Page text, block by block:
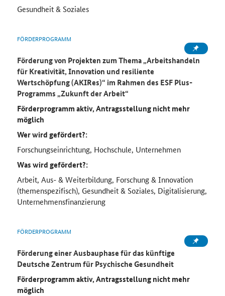
Gesundheit & Soziales
FÖRDERPROGRAMM
Förderung von Projekten zum Thema „Arbeitshandeln
für Kreativität, Innovation und resiliente
Wertschöpfung (AKIRes)“ im Rahmen des ESF Plus-
Programms „Zukunft der Arbeit“
Förderprogramm aktiv, Antragsstellung nicht mehr
möglich
Wer wird gefördert?:
Forschungseinrichtung, Hochschule, Unternehmen
Was wird gefördert?:
Arbeit, Aus- & Weiterbildung, Forschung & Innovation
(themenspezifisch), Gesundheit & Soziales, Digitalisierung,
Unternehmensfinanzierung
FÖRDERPROGRAMM
Förderung einer Ausbauphase für das künftige
Deutsche Zentrum für Psychische Gesundheit
Förderprogramm aktiv, Antragsstellung nicht mehr
möglich